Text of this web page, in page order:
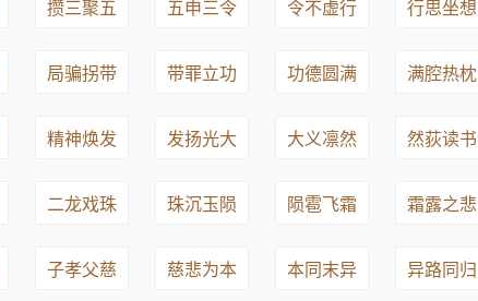
攒三聚五 五申三令 令不虚行 行思坐想
局骗拐带 带罪立功 功德圆满 满腔热枕
精神焕发 发扬光大 大义凛然 然荻读书
二龙戏珠 珠沉玉陨 陨雹飞霜 霜露之悲
子孝父慈 慈悲为本 本同末异 异路同归